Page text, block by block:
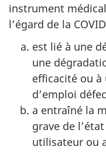
instrument
l’égard de la
est lié à une
une
efficacité ou
d’emploi
a entraîné la
grave de
utilisateur ou